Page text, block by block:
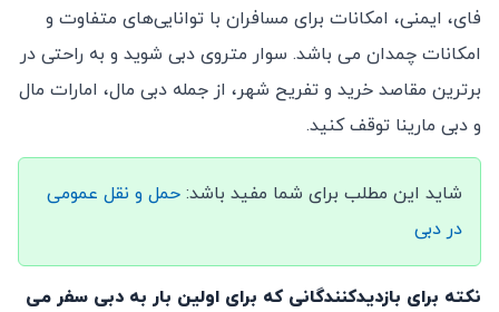
فای، ایمنی، امکانات برای مسافران با توانایی‌های متفاوت و
امکانات چمدان می باشد. سوار متروی دبی شوید و به راحتی در
برترین مقاصد خرید و تفریح شهر، از جمله دبی مال، امارات مال
و دبی مارینا توقف کنید.
شاید این مطلب برای شما مفید باشد: حمل و نقل عمومی
در دبی
نکته برای بازدیدکنندگانی که برای اولین بار به دبی سفر می